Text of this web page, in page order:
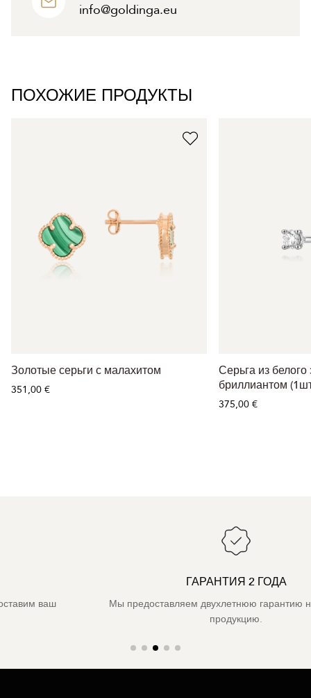
info@goldinga.eu
ПОХОЖИЕ ПРОДУКТЫ
Золотые серьги с малахитом
351,00 €
Серьга из белого
бриллиантом
375,00 €
ГАРАНТИЯ 2 ГОДА
Мы предоставляем двухлетнюю гарантию на всю нашу